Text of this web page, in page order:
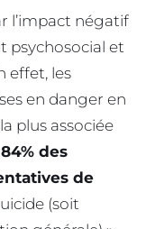
l’impact négatif
psychosocial et
effet, les
en danger en
plus associée
84% des
de
(soit